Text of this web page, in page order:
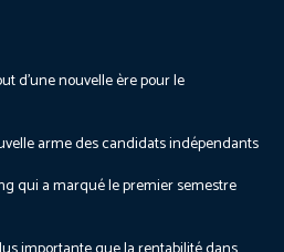
d’une nouvelle ère pour le
arme des candidats indépendants
qui a marqué le premier semestre